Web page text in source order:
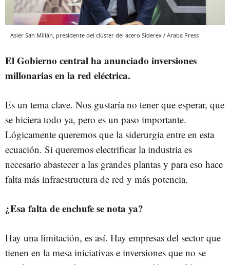
Asier San Millán, presidente del clúster del acero Siderex / Araba Press
El Gobierno central ha anunciado inversiones
millonarias en la red eléctrica.
Es un tema clave. Nos gustaría no tener que esperar, que
se hiciera todo ya, pero es un paso importante.
Lógicamente queremos que la siderurgia entre en esta
ecuación. Si queremos electrificar la industria es
necesario abastecer a las grandes plantas y para eso hace
falta más infraestructura de red y más potencia.
¿Esa falta de enchufe se nota ya?
Hay una limitación, es así. Hay empresas del sector que
tienen en la mesa iniciativas e inversiones que no se